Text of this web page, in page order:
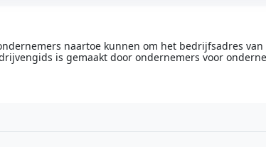
naartoe kunnen om het bedrijfsadres
is gemaakt door ondernemers voor